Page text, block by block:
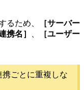
るため、
［サーバー
携名］
［ユーザー
携ごとに重複しな